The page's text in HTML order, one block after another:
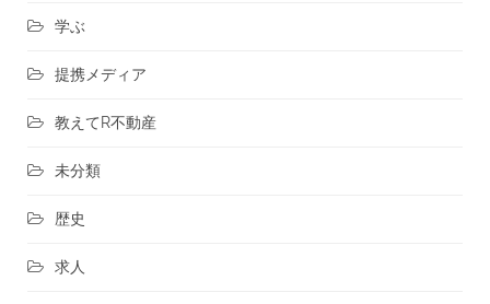
学ぶ
提携メディア
教えてR不動産
未分類
歴史
求人